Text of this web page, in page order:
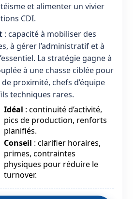
et alimenter un vivier
CDI.
: capacité à mobiliser des
à gérer l’administratif et à
La stratégie gagne à
à une chasse ciblée pour
proximité, chefs d’équipe
techniques rares.
Idéal : continuité d’activité,
pics de production, renforts
planifiés.
Conseil : clarifier horaires,
primes, contraintes
physiques pour réduire le
turnover.